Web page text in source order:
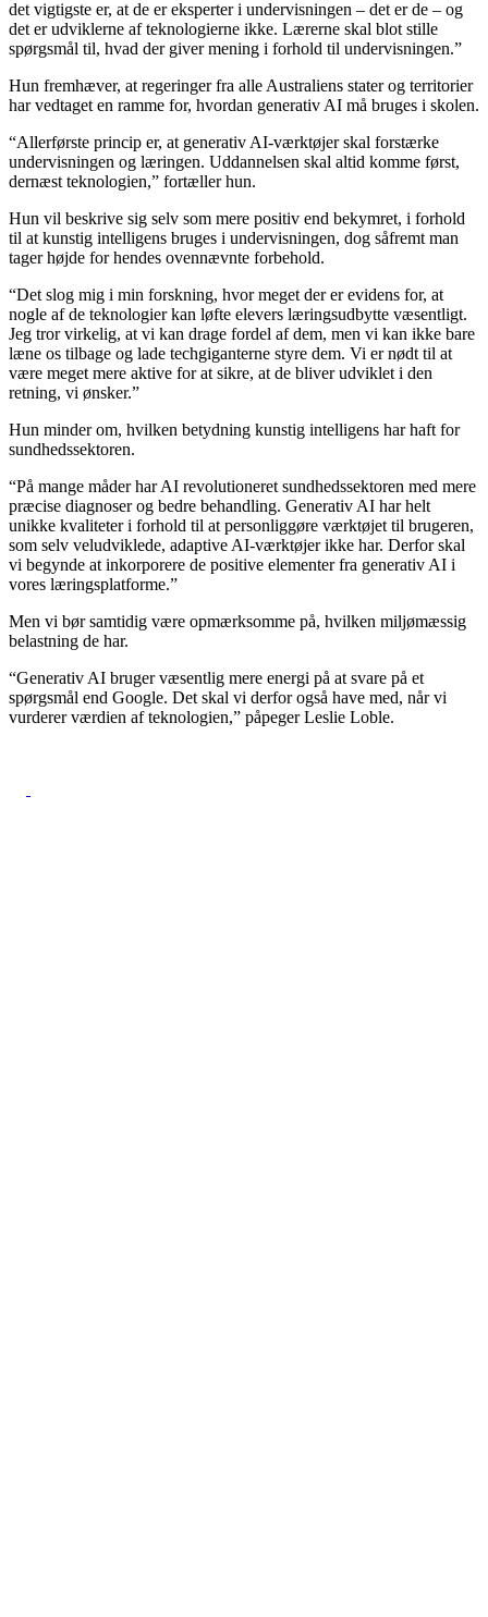
det vigtigste er, at de er eksperter i undervisningen – det er de – og
det er udviklerne af teknologierne ikke. Lærerne skal blot stille
spørgsmål til, hvad der giver mening i forhold til undervisningen.”
Hun fremhæver, at regeringer fra alle Australiens stater og territorier
har vedtaget en ramme for, hvordan generativ AI må bruges i skolen.
“Allerførste princip er, at generativ AI-værktøjer skal forstærke
undervisningen og læringen. Uddannelsen skal altid komme først,
dernæst teknologien,” fortæller hun.
Hun vil beskrive sig selv som mere positiv end bekymret, i forhold
til at kunstig intelligens bruges i undervisningen, dog såfremt man
tager højde for hendes ovennævnte forbehold.
“Det slog mig i min forskning, hvor meget der er evidens for, at
nogle af de teknologier kan løfte elevers læringsudbytte væsentligt.
Jeg tror virkelig, at vi kan drage fordel af dem, men vi kan ikke bare
læne os tilbage og lade techgiganterne styre dem. Vi er nødt til at
være meget mere aktive for at sikre, at de bliver udviklet i den
retning, vi ønsker.”
Hun minder om, hvilken betydning kunstig intelligens har haft for
sundhedssektoren.
“På mange måder har AI revolutioneret sundhedssektoren med mere
præcise diagnoser og bedre behandling. Generativ AI har helt
unikke kvaliteter i forhold til at personliggøre værktøjet til brugeren,
som selv veludviklede, adaptive AI-værktøjer ikke har. Derfor skal
vi begynde at inkorporere de positive elementer fra generativ AI i
vores læringsplatforme.”
Men vi bør samtidig være opmærksomme på, hvilken miljømæssig
belastning de har.
“Generativ AI bruger væsentlig mere energi på at svare på et
spørgsmål end Google. Det skal vi derfor også have med, når vi
vurderer værdien af teknologien,” påpeger Leslie Loble.